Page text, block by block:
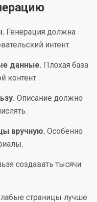
Генерация должна
интент.
данные. Плохая база
контент.
Описание должно
вручную. Особенно
создавать тысячи
страницы лучше